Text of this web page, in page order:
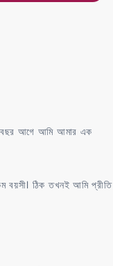
বছর আগে আমি আমার এক
বয়সী। ঠিক তখনই আমি প্রীতি